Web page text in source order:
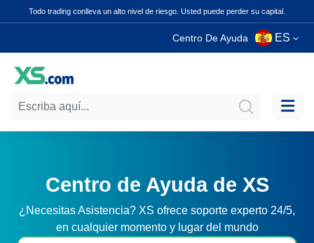
Todo trading conlleva un alto nivel de riesgo. Usted puede perder su capital.
Centro De Ayuda ES
Centro de Ayuda de XS
¿Necesitas Asistencia? XS ofrece soporte experto 24/5,
en cualquier momento y lugar del mundo